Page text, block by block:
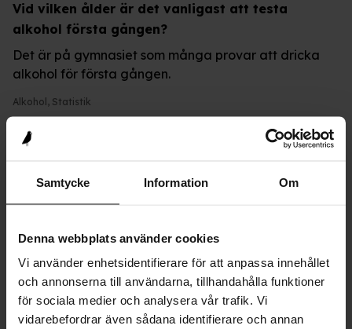
Samtycke Information Om
Denna webbplats använder cookies
Vi använder enhetsidentifierare för att anpassa innehållet
och annonserna till användarna, tillhandahålla funktioner
för sociala medier och analysera vår trafik. Vi
vidarebefordrar även sådana identifierare och annan
Vid vilken ålder är det vanligast att testa
alkohol första gången?
Det är på gymnasiet som många provar att dricka
alkohol för första gången.
Alkohol , Statistik
Färre unga i Europa använder alkohol, tobak och
cannabis
Allt färre unga i Europa använder alkohol, tobak och
cannabis. Det visar ESPAD, en stor undersökning som
görs bland tusentals 15–16-årigar i Europa vart
Alkohol,Cannabis,Lustgas,Spel om pengar,Tobak och nikotin